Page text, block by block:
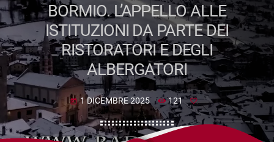
BORMIO. L’APPELLO ALLE
ISTITUZIONI DA PARTE DEI
RISTORATORI E DEGLI
ALBERGATORI
today 1 DICEMBRE 2025 121